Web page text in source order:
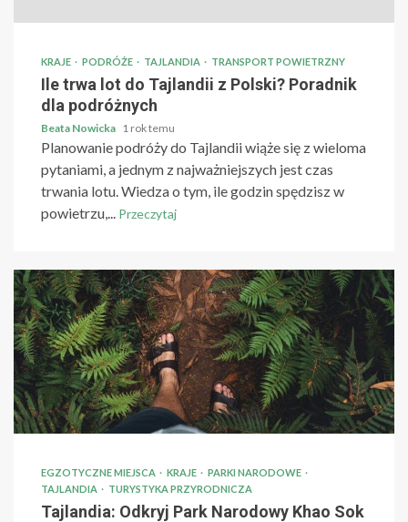
KRAJE PODRÓŻE TAJLANDIA TRANSPORT POWIETRZNY
Ile trwa lot do Tajlandii z Polski? Poradnik
dla podróżnych
Beata Nowicka 1 rok temu
Planowanie podróży do Tajlandii wiąże się z wieloma
pytaniami, a jednym z najważniejszych jest czas
trwania lotu. Wiedza o tym, ile godzin spędzisz w
powietrzu,...
Przeczytaj
EGZOTYCZNE MIEJSCA KRAJE
PARKI NARODOWE
TAJLANDIA
TURYSTYKA PRZYRODNICZA
Tajlandia: Odkryj Park Narodowy Khao Sok